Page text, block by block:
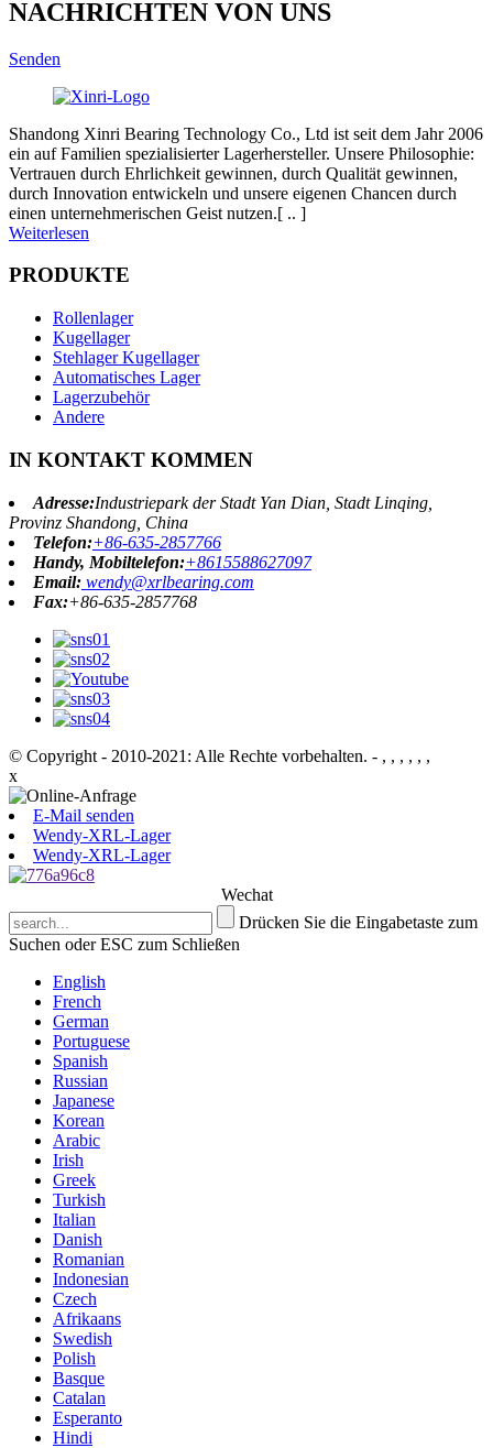
NACHRICHTEN VON UNS
Senden
Shandong Xinri Bearing Technology Co., Ltd ist seit dem Jahr 2006
ein auf Familien spezialisierter Lagerhersteller. Unsere Philosophie:
Vertrauen durch Ehrlichkeit gewinnen, durch Qualität gewinnen,
durch Innovation entwickeln und unsere eigenen Chancen durch
einen unternehmerischen Geist nutzen.[ .. ]
Weiterlesen
PRODUKTE
Rollenlager
Kugellager
Stehlager Kugellager
Automatisches Lager
Lagerzubehör
Andere
IN KONTAKT KOMMEN
Adresse:Industriepark der Stadt Yan Dian, Stadt Linqing,
Provinz Shandong, China
Telefon:+86-635-2857766
Handy, Mobiltelefon:+8615588627097
Email: wendy@xrlbearing.com
Fax:+86-635-2857768
© Copyright - 2010-2021: Alle Rechte vorbehalten. - , , , , , ,
x
E-Mail senden
Wendy-XRL-Lager
Wendy-XRL-Lager
Wechat
Drücken Sie die Eingabetaste zum
Suchen oder ESC zum Schließen
English
French
German
Portuguese
Spanish
Russian
Japanese
Korean
Arabic
Irish
Greek
Turkish
Italian
Danish
Romanian
Indonesian
Czech
Afrikaans
Swedish
Polish
Basque
Catalan
Esperanto
Hindi